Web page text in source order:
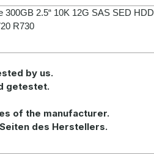
300GB 2.5“ 10K 12G SAS SED HDD
R730
by us.
getestet.
of the manufacturer.
des Herstellers.